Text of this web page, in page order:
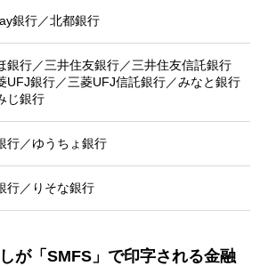
銀行／北都銀行
銀行／三井住友銀行／三井住友信託銀行
UFJ銀行／三菱UFJ信託銀行／みなと銀行
じ銀行
行／ゆうちょ銀行
行／りそな銀行
が「SMFS」で印字される金融